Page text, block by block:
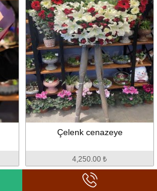
Çelenk cenazeye
4,250.00 ₺